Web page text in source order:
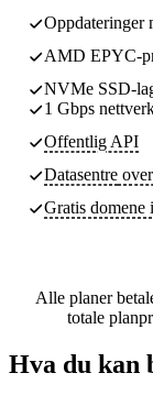
Oppdateringer
AMD EPYC-
NVMe SSD-
1 Gbps
Offentlig API
Datasentre
Gratis domene
Alle planer
totale
Hva du kan